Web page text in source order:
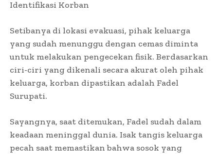
Identifikasi Korban
Setibanya di lokasi evakuasi, pihak keluarga
yang sudah menunggu dengan cemas diminta
untuk melakukan pengecekan fisik. Berdasarkan
ciri-ciri yang dikenali secara akurat oleh pihak
keluarga, korban dipastikan adalah Fadel
Surupati.
Sayangnya, saat ditemukan, Fadel sudah dalam
keadaan meninggal dunia. Isak tangis keluarga
pecah saat memastikan bahwa sosok yang